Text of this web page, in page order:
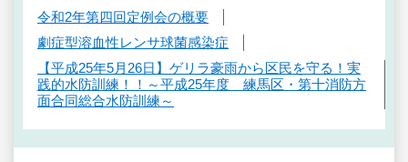
令和2年第四回定例会の概要
劇症型溶血性レンサ球菌感染症
【平成25年5月26日】ゲリラ豪雨から区民を守る！実
践的水防訓練！！～平成25年度 練馬区・第十消防方
面合同総合水防訓練～